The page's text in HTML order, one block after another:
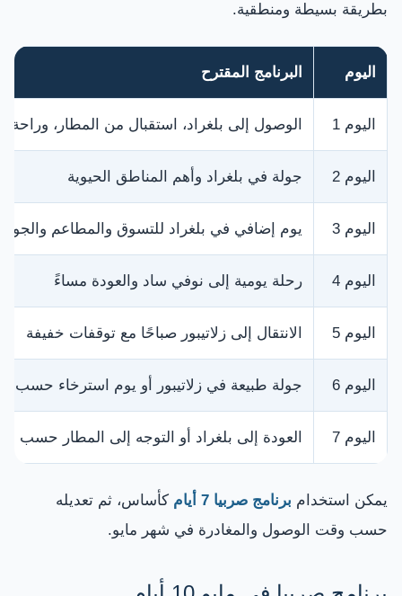
بطريقة بسيطة ومنطقية.
اليوم البرنامج المقترح
اليوم 1 الوصول إلى بلغراد، استقبال من المطار، وراحة
اليوم 2 جولة في بلغراد وأهم المناطق الحيوية
اليوم 3 يوم إضافي في بلغراد للتسوق والمطاعم
اليوم 4 رحلة يومية إلى نوفي ساد والعودة مساءً
اليوم 5 الانتقال إلى زلاتيبور صباحًا مع توقفات خفيفة
اليوم 6 جولة طبيعة في زلاتيبور أو يوم استرخاء حسب
اليوم 7 العودة إلى بلغراد أو التوجه إلى المطار حسب
يمكن استخدام برنامج صربيا 7 أيام
كأساس، ثم تعديله
حسب وقت الوصول والمغادرة في شهر مايو.